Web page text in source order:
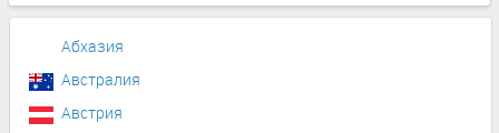
Абхазия
Австралия
Австрия